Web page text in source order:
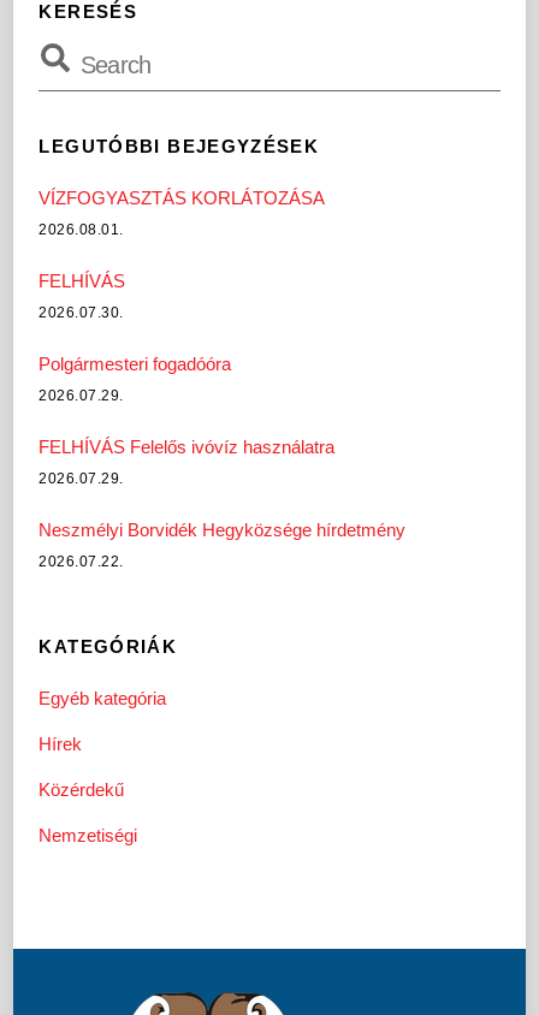
KERESÉS
LEGUTÓBBI BEJEGYZÉSEK
VÍZFOGYASZTÁS KORLÁTOZÁSA
2026.08.01.
FELHÍVÁS
2026.07.30.
Polgármesteri fogadóóra
2026.07.29.
FELHÍVÁS Felelős ivóvíz használatra
2026.07.29.
Neszmélyi Borvidék Hegyközsége hírdetmény
2026.07.22.
KATEGÓRIÁK
Egyéb kategória
Hírek
Közérdekű
Nemzetiségi